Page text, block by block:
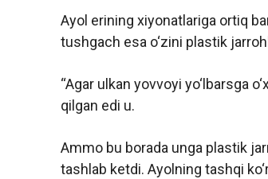
Ayol erining xiyonatlariga ortiq
tushgach esa o‘zini plastik
“Agar ulkan yovvoyi yo‘lbarsga
qilgan edi u.
Ammo bu borada unga plastik
tashlab ketdi. Ayolning tashqi